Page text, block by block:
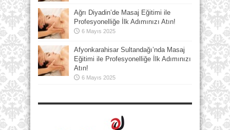
Ağrı Diyadin’de Masaj Eğitimi ile
Profesyonelliğe İlk Adımınızı Atın!
6 Mayıs 2025
Afyonkarahisar Sultandağı’nda Masaj
Eğitimi ile Profesyonelliğe İlk Adımınızı
Atın!
6 Mayıs 2025